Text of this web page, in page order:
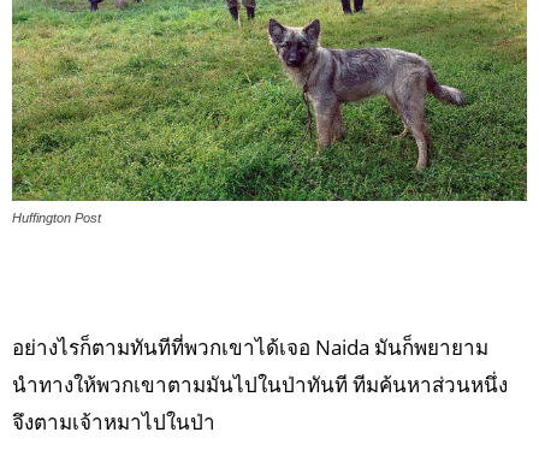
Huffington Post
อย่างไรก็ตามทันทีที่พวกเขาได้เจอ Naida มันก็พยายาม
นำทางให้พวกเขาตามมันไปในป่าทันที ทีมค้นหาส่วนหนึ่ง
จึงตามเจ้าหมาไปในป่า